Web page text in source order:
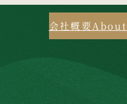
会社概要About